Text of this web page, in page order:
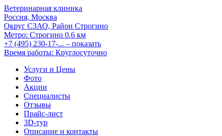
Ветеринарная клиника
Россия, Москва
Округ СЗАО, Район Строгино
Метро: Строгино 0.6 км
+7 (495) 230-17-... – показать
Время работы: Круглосуточно
Услуги и Цены
Фото
Акции
Специалисты
Отзывы
Прайс-лист
3D-тур
Описание и контакты